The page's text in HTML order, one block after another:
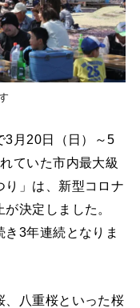
3月20日（日）～5
ていた市内最大級
り」は、新型コロナ
決定しました。
3年連続となりま
、八重桜といった桜